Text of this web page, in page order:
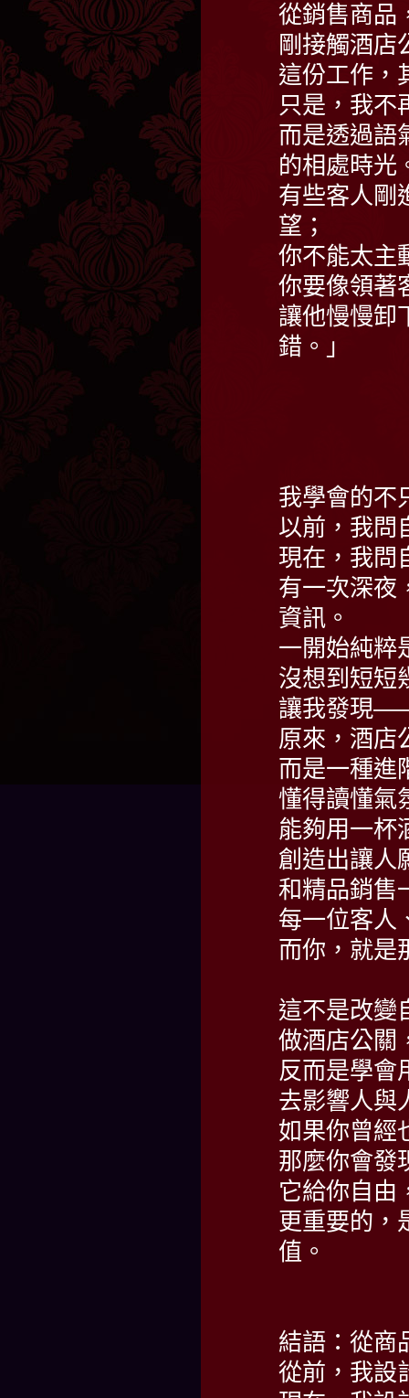
從銷售商品
剛接觸酒
這份工作，
只是，我不
而是透過語
的相處時光
有些客人剛
望；
你不能太主
你要像領著
讓他慢慢卸
錯。」
我學會的不
以前，我問
現在，我問
有一次深夜
資訊。
一開始純粹
沒想到短短
讓我發現
原來，酒店
而是一種進
懂得讀懂氣
能夠用一杯
創造出讓人
和精品銷售
每一位客人
而你，就是
這不是改變
做酒店公關
反而是學會
去影響人與
如果你曾經
那麼你會發
它給你自由
更重要的，
值。
結語：從商
從前，我設